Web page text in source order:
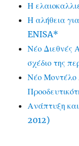
Η
Η αλήθεια
ENISA*
Νέο Διεθνές
σχέδιο της
Νέο Μοντέλο
Ανάπτυξη
2012)